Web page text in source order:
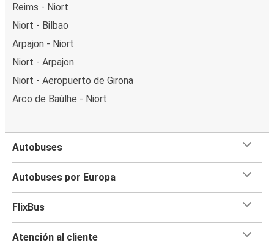
Reims - Niort
Niort - Bilbao
Arpajon - Niort
Niort - Arpajon
Niort - Aeropuerto de Girona
Arco de Baúlhe - Niort
Autobuses
Autobuses por Europa
FlixBus
Atención al cliente